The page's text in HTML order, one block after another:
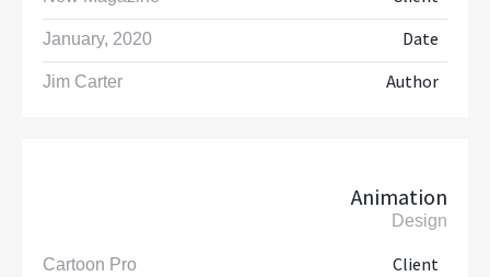
Date
January, 2020
Author
Jim Carter
Animation
Design
Client
Cartoon Pro